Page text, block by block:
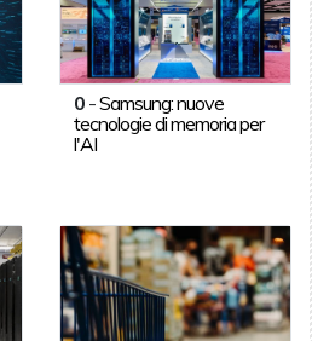
0 -Samsung: nuove
tecnologie di memoria per
l'AI